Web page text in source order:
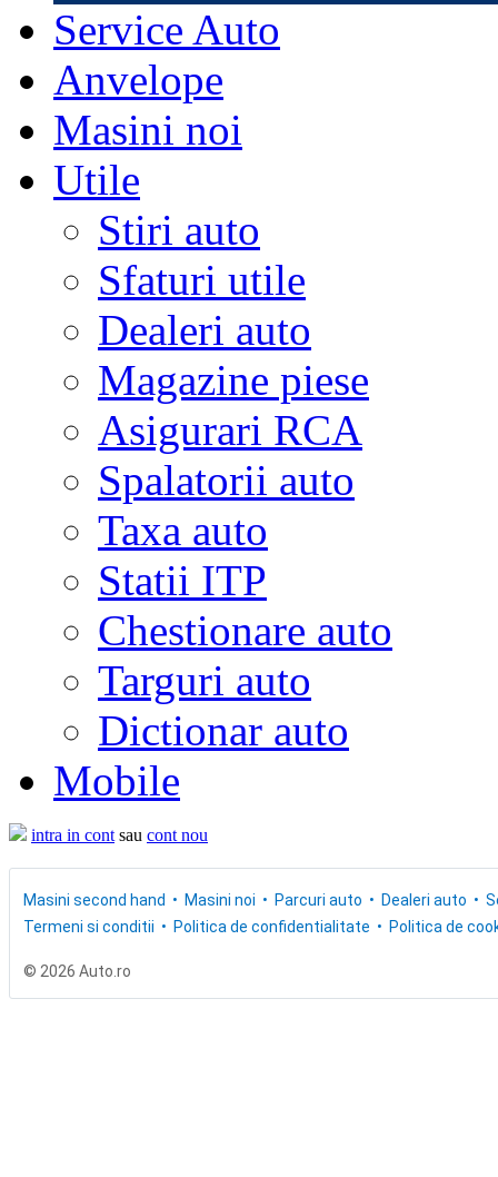
Service Auto
Anvelope
Masini noi
Utile
Stiri auto
Sfaturi utile
Dealeri auto
Magazine piese
Asigurari RCA
Spalatorii auto
Taxa auto
Statii ITP
Chestionare auto
Targuri auto
Dictionar auto
Mobile
intra in cont sau cont nou
Masini second hand Masini noi Parcuri auto Dealeri auto
Termeni si conditii
Politica de confidentialitate Politica de
© 2026 Auto.ro